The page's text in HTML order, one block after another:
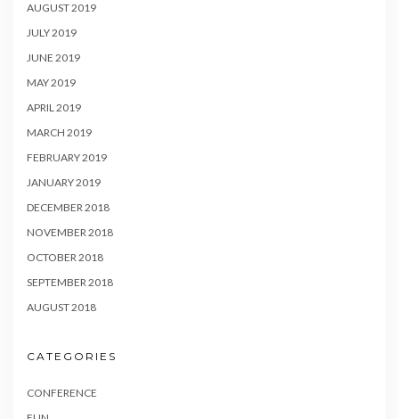
AUGUST 2019
JULY 2019
JUNE 2019
MAY 2019
APRIL 2019
MARCH 2019
FEBRUARY 2019
JANUARY 2019
DECEMBER 2018
NOVEMBER 2018
OCTOBER 2018
SEPTEMBER 2018
AUGUST 2018
CATEGORIES
CONFERENCE